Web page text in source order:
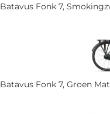
Batavus Fonk 7,
Batavus Fonk 7, Groen Mat